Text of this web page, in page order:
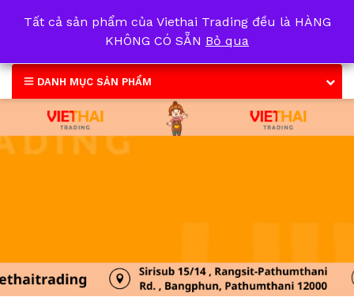
DANH MỤC SẢN PHẨM
Tất cả sản phẩm của Viethai Trading đều là HÀNG
KHÔNG CÓ SẴN Bỏ qua